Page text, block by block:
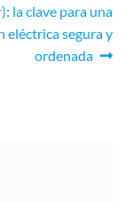
la clave para una
eléctrica segura y
ordenada